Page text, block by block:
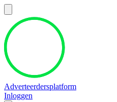
Adverteerdersplatform
Inloggen